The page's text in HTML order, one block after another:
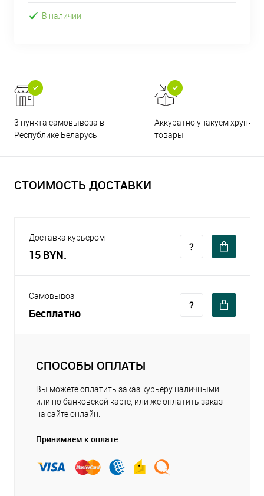
В наличии
3 пункта самовывоза в
Республике Беларусь
Аккуратно упакуем хрупкие
товары
СТОИМОСТЬ ДОСТАВКИ
Доставка курьером
15 BYN.
Самовывоз
Бесплатно
СПОСОБЫ ОПЛАТЫ
Вы можете оплатить заказ курьеру наличными
или по банковской карте, или же оплатить заказ
на сайте онлайн.
Принимаем к оплате